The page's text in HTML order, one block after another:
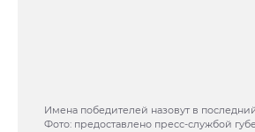
Имена победителей назовут в
Фото: предоставлено пресс-службой